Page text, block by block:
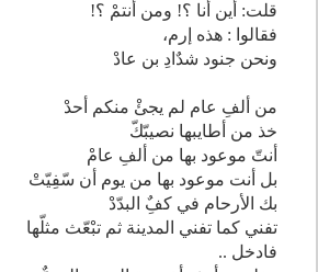
قلت: أين أنا ؟! ومن أنتمْ ؟!
فقالوا : هذه إرم،
ونحن جنود شدٌادِ بن عادْ
من ألفِ عام لم يجئْ منكم أحدْ
خذ من أطايبها نصيبّكّ
أنتّ موعود بها من ألفِ عامْ
بل أنت موعود بها من يوم أن سّفِيّتْ
بك الأرحام في كفٌِ البدّدْ
تفني كما تفني المدينة ثم تبْعّث مثلّها
فادخل ..